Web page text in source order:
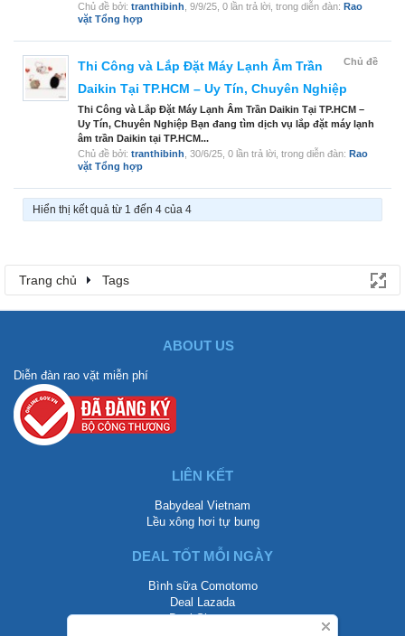
Chủ đề bởi: tranthibinh 9/9/25 , 0 lần trả lời, trong diễn đàn: Rao
vặt Tổng hợp
Chủ đề
Thi Công và Lắp Đặt Máy Lạnh Âm Trần
Daikin Tại TP.HCM – Uy Tín, Chuyên Nghiệp
Thi Công và Lắp Đặt Máy Lạnh Âm Trần Daikin Tại TP.HCM –
Uy Tín, Chuyên Nghiệp Bạn đang tìm dịch vụ lắp đặt máy lạnh
âm trần Daikin tại TP.HCM...
Chủ đề bởi: tranthibinh 30/6/25 , 0 lần trả lời, trong diễn đàn: Rao
vặt Tổng hợp
Hiển thị kết quả từ 1 đến 4 của 4
Trang chủ Tags
ABOUT US
Diễn đàn rao vặt miễn phí
LIÊN KẾT
Babydeal Vietnam
Lều xông hơi tự bung
DEAL TỐT MỖI NGÀY
Bình sữa Comotomo
Deal Lazada
Deal Shopee